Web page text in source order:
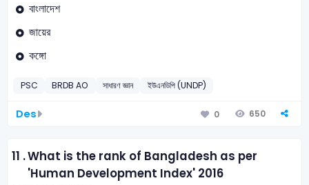
বাংলাদেশ
জায়ের
কঙ্গো
PSC BRDB AO সাধারণ জ্ঞান ইউএনডিপি (UNDP)
Des 0 650
11 .What is the rank of Bangladesh as per
'Human Development Index' 2016